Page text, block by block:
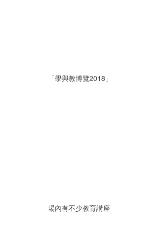
「學與教博覽2018」
場內有不少教育講座